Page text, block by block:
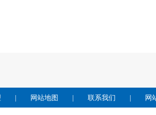
网站地图 联系我们 网